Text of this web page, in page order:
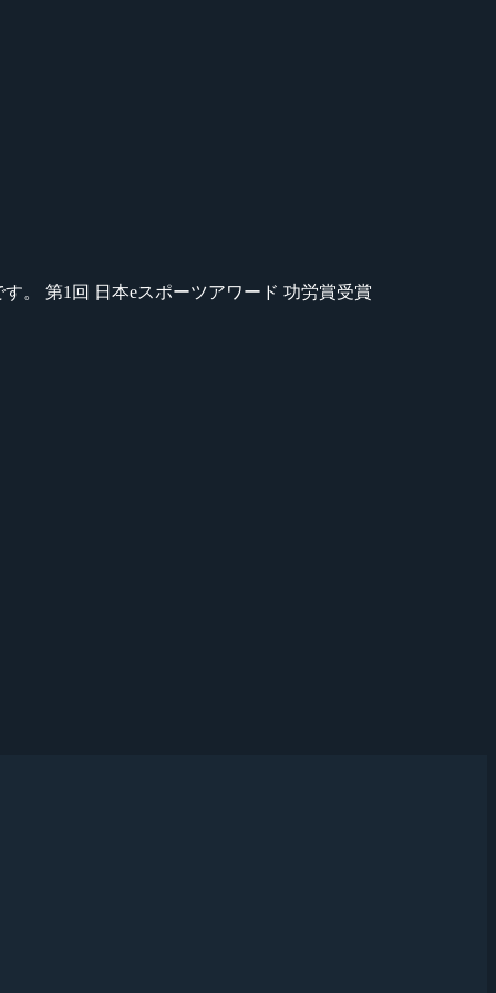
。 第1回 日本eスポーツアワード 功労賞受賞